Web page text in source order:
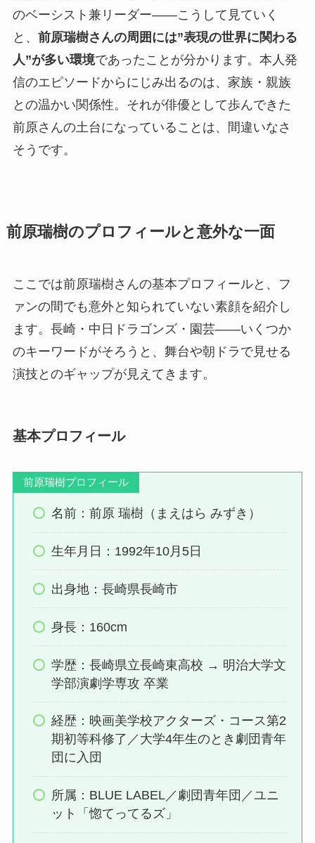
のベーシスト兼リーダー――こうして見ていく
と、 前原瑞樹さんの周囲には”表現の世界に関わる
人”が多い環境であったことが分かります。本人発
信のエピソードからにじみ出るのは、家族・親族
との温かい関係性。それが俳優として歩んできた
前原さんの土台になっていることは、間違いなさ
そうです。
前原瑞樹のプロフィールと意外な一面
ここでは前原瑞樹さんの基本プロフィールと、フ
ァンの間でも意外と知られていない素顔を紹介し
ます。長崎・中日ドラゴンズ・園芸――いくつか
のキーワードがそろうと、舞台や朝ドラで見せる
演技とのギャップが見えてきます。
基本プロフィール
前原瑞樹プロフィール
名前：前原 瑞樹（まえはら みずき）
生年月日：1992年10月5日
出身地：長崎県長崎市
身長：160cm
学歴：長崎県立長崎東高校 → 明治大学文
学部演劇学専攻 卒業
経歴：映画美学校アクターズ・コース第2
期初等科修了／大学4年生のとき劇団青年
団に入団
所属：BLUE LABEL／劇団青年団／ユニ
ット「惚てってるズ」